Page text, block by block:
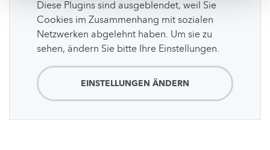
Diese Plugins sind ausgeblendet, weil Sie
Cookies im Zusammenhang mit sozialen
Netzwerken abgelehnt haben. Um sie zu
sehen, ändern Sie bitte Ihre Einstellungen.
EINSTELLUNGEN ÄNDERN